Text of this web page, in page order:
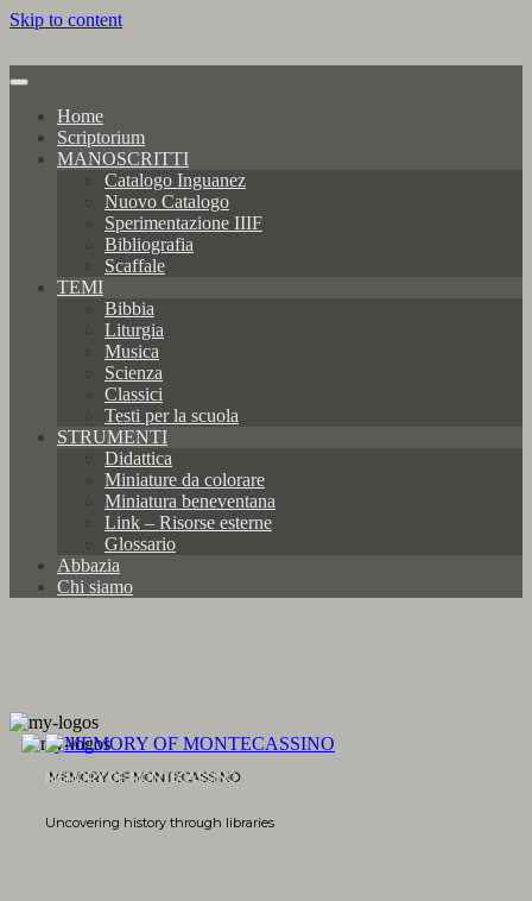
Skip to content
Home
Scriptorium
MANOSCRITTI
Catalogo Inguanez
Nuovo Catalogo
Sperimentazione IIIF
Bibliografia
Scaffale
TEMI
Bibbia
Liturgia
Musica
Scienza
Classici
Testi per la scuola
STRUMENTI
Didattica
Miniature da colorare
Miniatura beneventana
Link – Risorse esterne
Glossario
Abbazia
Chi siamo
MEMORY OF MONTECASSINO
Uncovering history through libraries